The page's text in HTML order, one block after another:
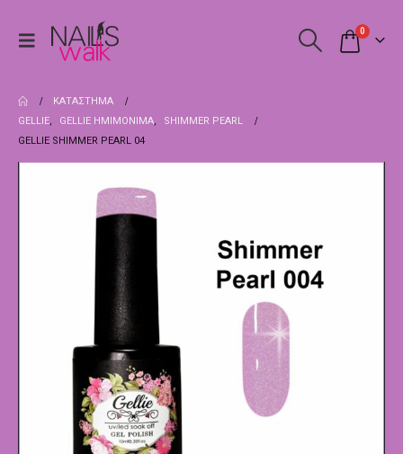
0
ΚΑΤΆΣΤΗΜΑ
GELLIE, GELLIE ΗΜΙΜΌΝΙΜΑ,
SHIMMER PEARL
GELLIE SHIMMER PEARL 04